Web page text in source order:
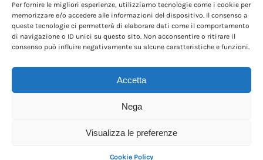
Per fornire le migliori esperienze, utilizziamo tecnologie come i cookie per
memorizzare e/o accedere alle informazioni del dispositivo. Il consenso a
queste tecnologie ci permetterà di elaborare dati come il comportamento
di navigazione o ID unici su questo sito. Non acconsentire o ritirare il
consenso può influire negativamente su alcune caratteristiche e funzioni.
Accetta
Nega
Visualizza le preferenze
Cookie Policy
Email*